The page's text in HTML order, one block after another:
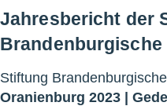
Jahresbericht der
Brandenburgische
Stiftung
Oranienburg 2023 |